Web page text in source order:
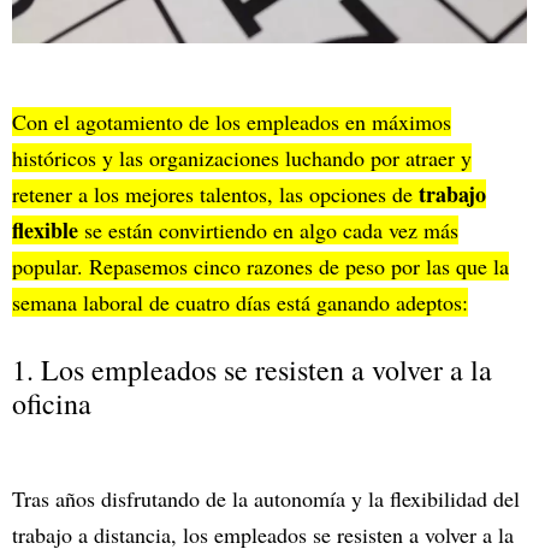
Con el agotamiento de los empleados en máximos
históricos y las organizaciones luchando por atraer y
retener a los mejores talentos, las opciones de trabajo
flexible se están convirtiendo en algo cada vez más
popular. Repasemos cinco razones de peso por las que la
semana laboral de cuatro días está ganando adeptos:
1. Los empleados se resisten a volver a la
oficina
Tras años disfrutando de la autonomía y la flexibilidad del
trabajo a distancia, los empleados se resisten a volver a la